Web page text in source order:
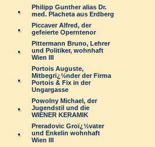
Philipp Gunther alias Dr.
med. Placheta aus Erdberg
Piccaver Alfred, der
gefeierte Operntenor
Pittermann Bruno, Lehrer
und Politiker, wohnhaft
Wien III
Portois Auguste,
Mitbegrï¿½nder der Firma
Portois & Fix in der
Ungargasse
Powolny Michael, der
Jugendstil und die
WIENER KERAMIK
Preradovic Groï¿½vater
und Enkelin wohnhaft
Wien III